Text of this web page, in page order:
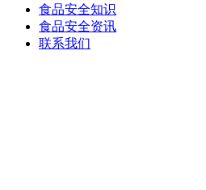
食品安全知识
食品安全资讯
联系我们